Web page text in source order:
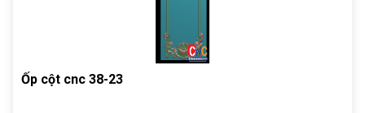
Ốp cột cnc 38-23